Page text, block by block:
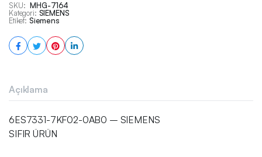
SKU: MHG-7164
Kategori: SIEMENS
Etiket: Siemens
Açıklama
6ES7331-7KF02-0AB0 – SIEMENS
SIFIR ÜRÜN